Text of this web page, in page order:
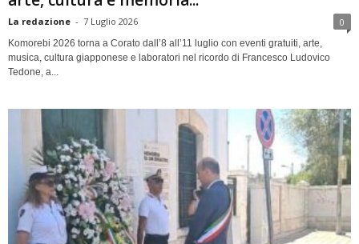
La redazione - 7 Luglio 2026
Komorebi 2026 torna a Corato dall’8 all’11 luglio con eventi gratuiti, arte,
musica, cultura giapponese e laboratori nel ricordo di Francesco Ludovico
Tedone, a...